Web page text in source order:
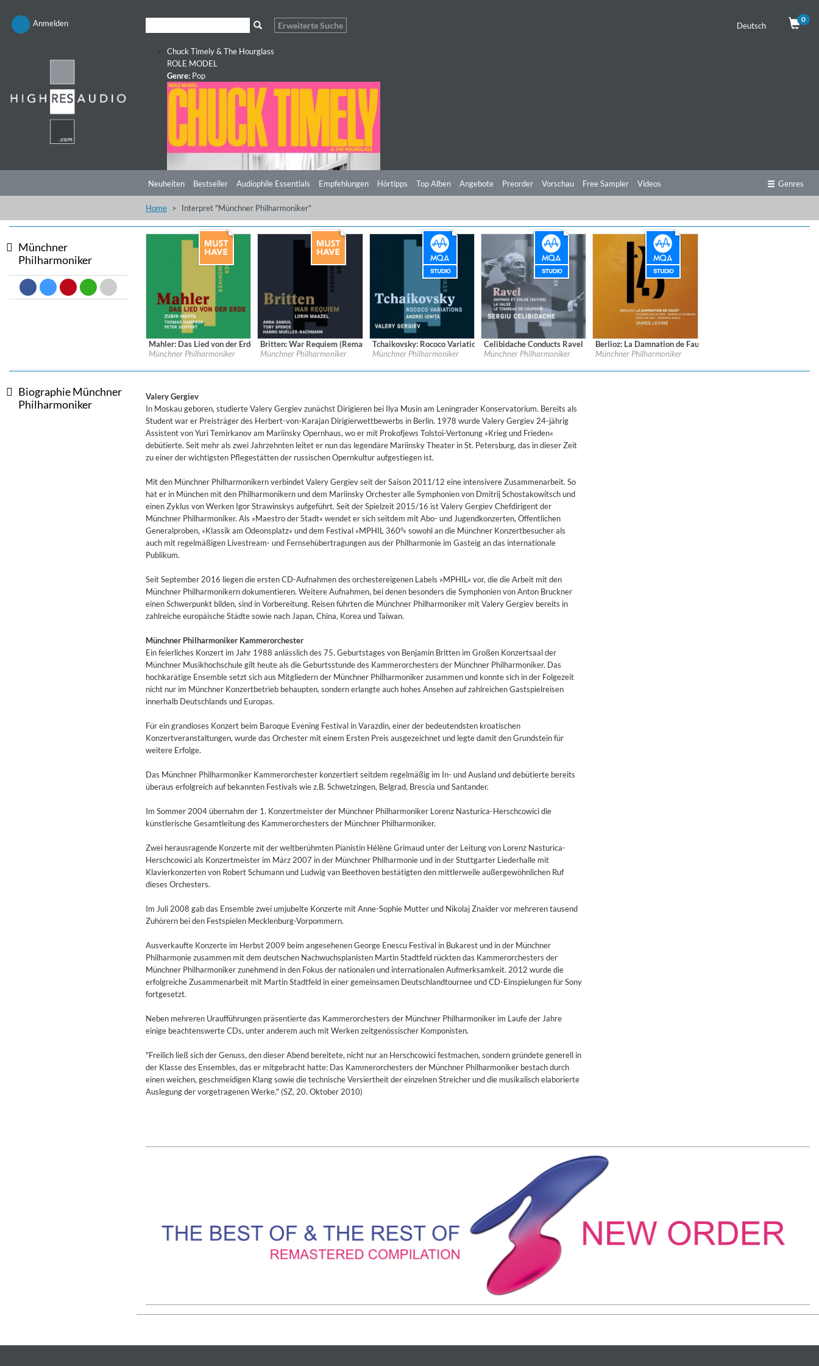
Anmelden Erweiterte Suche Deutsch
0
Chuck Timely & The Hourglass
ROLE MODEL
Genre: Pop
Dreamscapes II
Thomas Lemmer
Genre:Electronic
Genre: Jazz
Leipziger Streichquartett
Genre:Classical
II Reworked
Kiasmos
Genre:
Electronic
Bruce Liu
Neuheiten Bestseller Audiophile Essentials Empfehlungen Hörtipps Top Alben Angebote Preorder Vorschau Free Sampler Videos Genres
Home Interpret "Münchner Philharmoniker"
Münchner
Philharmoniker
Label:MUNCHNER PHILHARMONIKER GBR, ADA UK
Mahler: Das Lied von der Erde (Remastered)
Münchner Philharmoniker
Label:MUNCHNER PHILHARMONIKER GBR, ADA UK
Britten: War Requiem (Remastered)
Münchner Philharmoniker
Label:MUNCHNER PHILHARMONIKER GBR
Tchaikovsky: Rococo Variations
Münchner Philharmoniker
Label:MUNCHNER PHILHARMONIKER GBR
Celibidache Conducts Ravel
Münchner Philharmoniker
Label:MUNCHNER PHILHARMONIKER GBR
Berlioz: La Damnation de Faust (Live)
Münchner Philharmoniker
Biographie Münchner
Philharmoniker
Valery Gergiev
In Moskau geboren, studierte Valery Gergiev zunächst Dirigieren bei Ilya Musin am Leningrader Konservatorium. Bereits als
Student war er Preisträger des Herbert-von-Karajan Dirigierwettbewerbs in Berlin. 1978 wurde Valery Gergiev 24-jährig
Assistent von Yuri Temirkanov am Mariinsky Opernhaus, wo er mit Prokofjews Tolstoi-Vertonung »Krieg und Frieden«
debütierte. Seit mehr als zwei Jahrzehnten leitet er nun das legendäre Mariinsky Theater in St. Petersburg, das in dieser Zeit
zu einer der wichtigsten Pflegestätten der russischen Opernkultur aufgestiegen ist.
Mit den Münchner Philharmonikern verbindet Valery Gergiev seit der Saison 2011/12 eine intensivere Zusammenarbeit. So
hat er in München mit den Philharmonikern und dem Mariinsky Orchester alle Symphonien von Dmitrij Schostakowitsch und
einen Zyklus von Werken Igor Strawinskys aufgeführt. Seit der Spielzeit 2015/16 ist Valery Gergiev Chefdirigent der
Münchner Philharmoniker. Als »Maestro der Stadt« wendet er sich seitdem mit Abo- und Jugendkonzerten, Öffentlichen
Generalproben, »Klassik am Odeonsplatz« und dem Festival »MPHIL 360°« sowohl an die Münchner Konzertbesucher als
auch mit regelmäßigen Livestream- und Fernsehübertragungen aus der Philharmonie im Gasteig an das internationale
Publikum.
Seit September 2016 liegen die ersten CD-Aufnahmen des orchestereigenen Labels »MPHIL« vor, die die Arbeit mit den
Münchner Philharmonikern dokumentieren. Weitere Aufnahmen, bei denen besonders die Symphonien von Anton Bruckner
einen Schwerpunkt bilden, sind in Vorbereitung. Reisen führten die Münchner Philharmoniker mit Valery Gergiev bereits in
zahlreiche europäische Städte sowie nach Japan, China, Korea und Taiwan.
Münchner Philharmoniker Kammerorchester
Ein feierliches Konzert im Jahr 1988 anlässlich des 75. Geburtstages von Benjamin Britten im Großen Konzertsaal der
Münchner Musikhochschule gilt heute als die Geburtsstunde des Kammerorchesters der Münchner Philharmoniker. Das
hochkarätige Ensemble setzt sich aus Mitgliedern der Münchner Philharmoniker zusammen und konnte sich in der Folgezeit
nicht nur im Münchner Konzertbetrieb behaupten, sondern erlangte auch hohes Ansehen auf zahlreichen Gastspielreisen
innerhalb Deutschlands und Europas.
Für ein grandioses Konzert beim Вaroque Evening Festival in Varazdin, einer der bedeutendsten kroatischen
Konzertveranstaltungen, wurde das Orchester mit einem Ersten Preis ausgezeichnet und legte damit den Grundstein für
weitere Erfolge.
Das Münchner Philharmoniker Kammerorchester konzertiert seitdem regelmäßig im In- und Ausland und debütierte bereits
überaus erfolgreich auf bekannten Festivals wie z.B. Schwetzingen, Belgrad, Brescia und Santander.
Im Sommer 2004 übernahm der 1. Konzertmeister der Münchner Philharmoniker Lorenz Nasturica-Herschcowici die
künstlerische Gesamtleitung des Kammerorchesters der Münchner Philharmoniker.
Zwei herausragende Konzerte mit der weltberühmten Pianistin Hélène Grimaud unter der Leitung von Lorenz Nasturica-
Herschcowici als Konzertmeister im März 2007 in der Münchner Philharmonie und in der Stuttgarter Liederhalle mit
Klavierkonzerten von Robert Schumann und Ludwig van Beethoven bestätigten den mittlerweile außergewöhnlichen Ruf
dieses Orchesters.
Im Juli 2008 gab das Ensemble zwei umjubelte Konzerte mit Anne-Sophie Mutter und Nikolaj Znaider vor mehreren tausend
Zuhörern bei den Festspielen Mecklenburg-Vorpommern.
Ausverkaufte Konzerte im Herbst 2009 beim angesehenen George Enescu Festival in Bukarest und in der Münchner
Philharmonie zusammen mit dem deutschen Nachwuchspianisten Martin Stadtfeld rückten das Kammerorchesters der
Münchner Philharmoniker zunehmend in den Fokus der nationalen und internationalen Aufmerksamkeit. 2012 wurde die
erfolgreiche Zusammenarbeit mit Martin Stadtfeld in einer gemeinsamen Deutschlandtournee und CD-Einspielungen für Sony
fortgesetzt.
Neben mehreren Uraufführungen präsentierte das Kammerorchesters der Münchner Philharmoniker im Laufe der Jahre
einige beachtenswerte CDs, unter anderem auch mit Werken zeitgenössischer Komponisten.
"Freilich ließ sich der Genuss, den dieser Abend bereitete, nicht nur an Herschcowici festmachen, sondern gründete generell in
der Klasse des Ensembles, das er mitgebracht hatte: Das Kammerorchesters der Münchner Philharmoniker bestach durch
einen weichen, geschmeidigen Klang sowie die technische Versiertheit der einzelnen Streicher und die musikalisch elaborierte
Auslegung der vorgetragenen Werke." (SZ, 20. Oktober 2010)